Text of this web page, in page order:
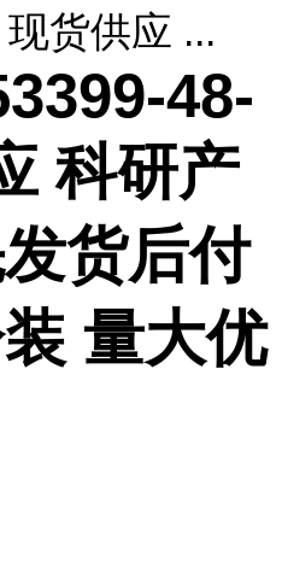
货供应 ...
48-
科研产
货后付
量大优